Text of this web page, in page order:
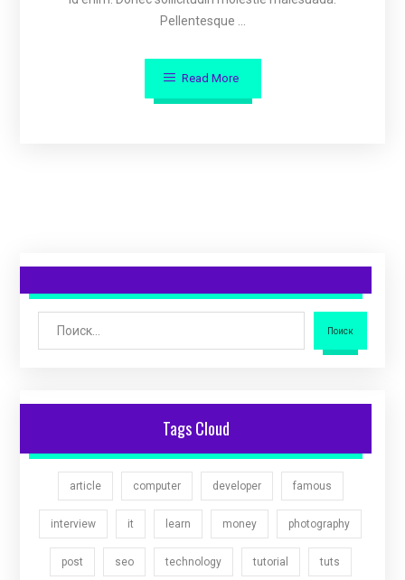
Pellentesque ...
Read More
Поиск
Tags Cloud
article computer developer famous
interview it learn money photography
post seo technology tutorial tuts